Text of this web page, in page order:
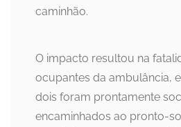
caminhão.
O impacto resultou na
ocupantes da ambulância,
dois foram prontamente
encaminhados ao pronto-